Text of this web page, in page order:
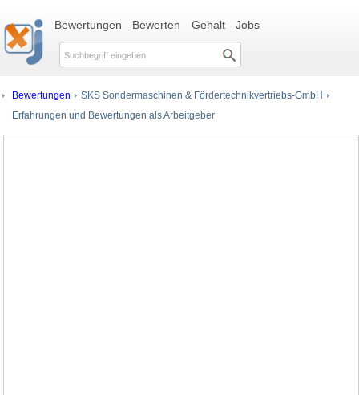
Bewertungen Bewerten Gehalt Jobs
Bewertungen SKS Sondermaschinen & Fördertechnikvertriebs-GmbH
Erfahrungen und Bewertungen als Arbeitgeber